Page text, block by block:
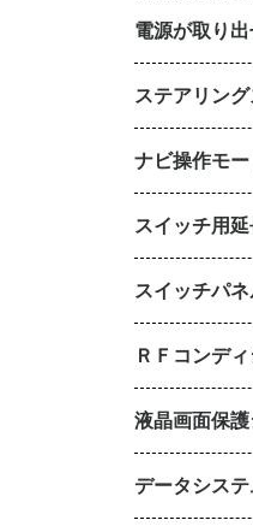
電源が取り
ステアリン
ナビ操作モ
スイッチ用
スイッチパ
ＲＦコンデ
液晶画面保護
データシス